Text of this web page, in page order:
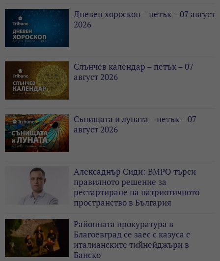
Дневен хороскоп – петък – 07 август
2026
Слънчев календар – петък – 07
август 2026
Сънищата и луната – петък – 07
август 2026
Алексаднър Сиди: ВМРО търси
правилното решение за
рестартиране на патриотичното
пространство в България
Районната прокуратура в
Благоевград се заес с казуса с
италианските тийнейджъри в
Банско